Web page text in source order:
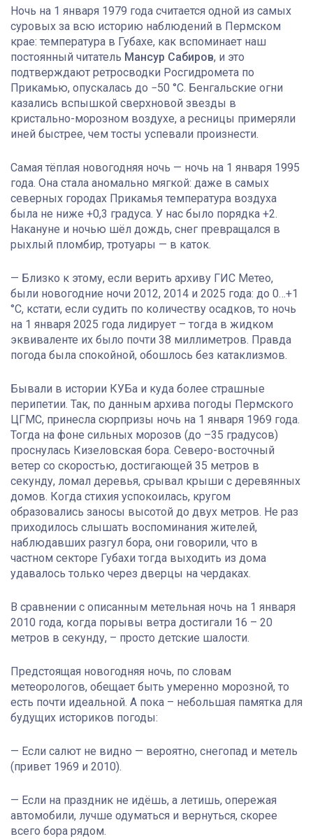
Ночь на 1 января 1979 года считается одной из самых
суровых за всю историю наблюдений в Пермском
крае: температура в Губахе, как вспоминает наш
постоянный читатель Мансур Сабиров, и это
подтверждают ретросводки Росгидромета по
Прикамью, опускалась до −50 °C. Бенгальские огни
казались вспышкой сверхновой звезды в
кристально-морозном воздухе, а ресницы примеряли
иней быстрее, чем тосты успевали произнести.
Самая тёплая новогодняя ночь — ночь на 1 января 1995
года. Она стала аномально мягкой: даже в самых
северных городах Прикамья температура воздуха
была не ниже +0,3 градуса. У нас было порядка +2.
Накануне и ночью шёл дождь, снег превращался в
рыхлый пломбир, тротуары — в каток.
— Близко к этому, если верить архиву ГИС Метео,
были новогодние ночи 2012, 2014 и 2025 года: до 0…+1
°С, кстати, если судить по количеству осадков, то ночь
на 1 января 2025 года лидирует – тогда в жидком
эквиваленте их было почти 38 миллиметров. Правда
погода была спокойной, обошлось без катаклизмов.
Бывали в истории КУБа и куда более страшные
перипетии. Так, по данным архива погоды Пермского
ЦГМС, принесла сюрпризы ночь на 1 января 1969 года.
Тогда на фоне сильных морозов (до –35 градусов)
проснулась Кизеловская бора. Северо-восточный
ветер со скоростью, достигающей 35 метров в
секунду, ломал деревья, срывал крыши с деревянных
домов. Когда стихия успокоилась, кругом
образовались заносы высотой до двух метров. Не раз
приходилось слышать воспоминания жителей,
наблюдавших разгул бора, они говорили, что в
частном секторе Губахи тогда выходить из дома
удавалось только через дверцы на чердаках.
В сравнении с описанным метельная ночь на 1 января
2010 года, когда порывы ветра достигали 16 – 20
метров в секунду, – просто детские шалости.
Предстоящая новогодняя ночь, по словам
метеорологов, обещает быть умеренно морозной, то
есть почти идеальной. А пока – небольшая памятка для
будущих историков погоды:
— Если салют не видно — вероятно, снегопад и метель
(привет 1969 и 2010).
— Если на праздник не идёшь, а летишь, опережая
автомобили, лучше одуматься и вернуться, скорее
всего бора рядом.